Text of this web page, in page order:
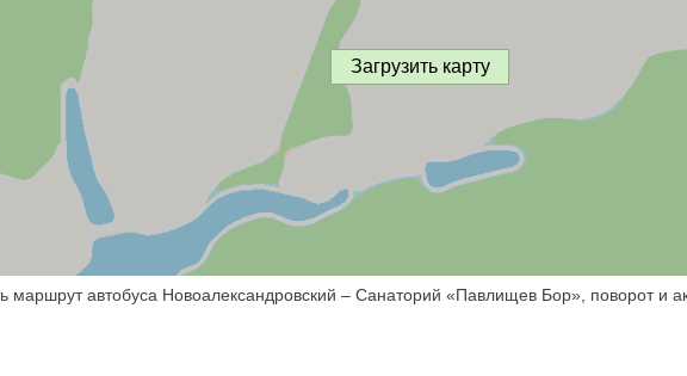
Загрузить карту
маршрут автобуса Новоалександровский – Санаторий «Павлищев Бор», поворот и